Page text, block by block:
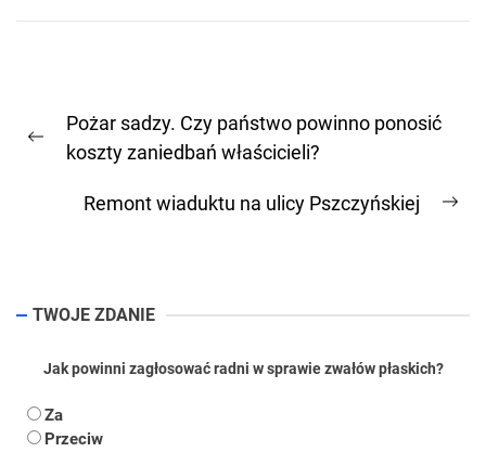
wpisu
Previous
Pożar sadzy. Czy państwo powinno ponosić
koszty zaniedbań właścicieli?
Remont wiaduktu na ulicy Pszczyńskiej
TWOJE ZDANIE
Jak powinni zagłosować radni w sprawie zwałów płaskich?
Za
Przeciw